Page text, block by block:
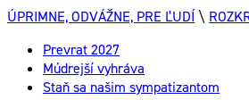
ÚPRIMNE, ODVÁŽNE, PRE ĽUDÍ \
Prevrat 2027
Múdrejší vyhráva
Staň sa našim sympatizantom